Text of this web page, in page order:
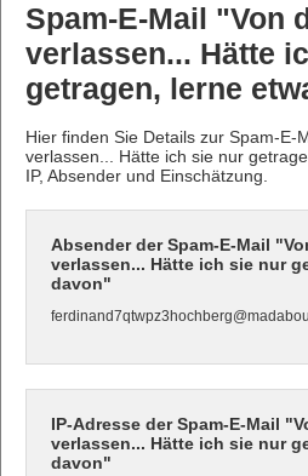
Spam-E-Mail "Von
verlassen... Hätte
getragen, lerne
Hier finden Sie Details zur Spam-E-
verlassen... Hätte ich sie nur
IP, Absender und Einschätzung.
Absender der Spam-E-Mail
verlassen... Hätte ich sie nur
davon"
IP-Adresse der Spam-E-Mail
verlassen... Hätte ich sie nur
davon"